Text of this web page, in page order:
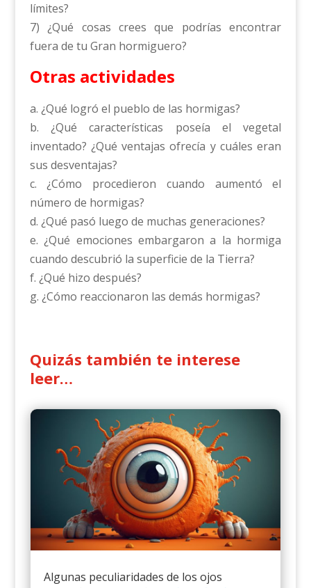
límites?
7) ¿Qué cosas crees que podrías encontrar
fuera de tu Gran hormiguero?
Otras actividades
a. ¿Qué logró el pueblo de las hormigas?
b. ¿Qué características poseía el vegetal
inventado? ¿Qué ventajas ofrecía y cuáles eran
sus desventajas?
c. ¿Cómo procedieron cuando aumentó el
número de hormigas?
d. ¿Qué pasó luego de muchas generaciones?
e. ¿Qué emociones embargaron a la hormiga
cuando descubrió la superficie de la Tierra?
f. ¿Qué hizo después?
g. ¿Cómo reaccionaron las demás hormigas?
Quizás también te interese
leer…
Algunas peculiaridades de los ojos